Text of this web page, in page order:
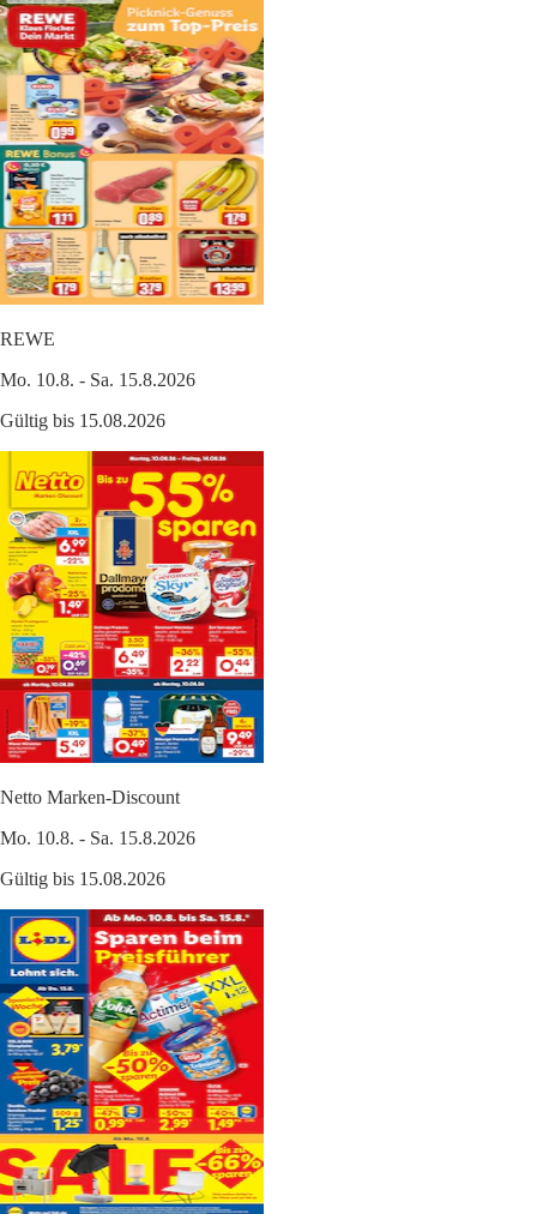
REWE
Mo. 10.8. - Sa. 15.8.2026
Gültig bis 15.08.2026
Netto Marken-Discount
Mo. 10.8. - Sa. 15.8.2026
Gültig bis 15.08.2026